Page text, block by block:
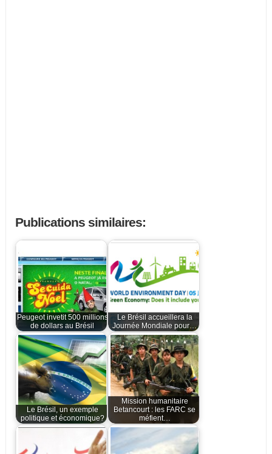
Publications similaires:
Peugeot invetit 500 millions
de dollars au Brésil
Le Brésil accueillera la
Journée Mondiale pour…
Le Brésil, un exemple
politique et économique?
Mission humanitaire
Betancourt : les FARC se
méfient…